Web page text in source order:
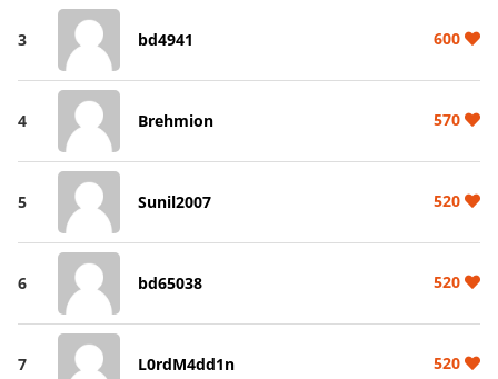
3 bd4941 600
4 Brehmion 570
5 Sunil2007 520
6 bd65038 520
7 L0rdM4dd1n 520